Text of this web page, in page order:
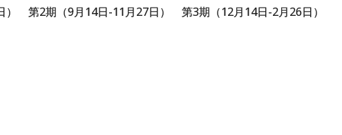
） 第2期（9月14日-11月27日） 第3期（12月14日-2月26日）